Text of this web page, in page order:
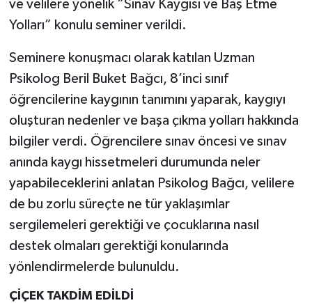
ve velilere yönelik “Sınav Kaygısı ve Baş Etme
Yolları” konulu seminer verildi.
Seminere konuşmacı olarak katılan Uzman
Psikolog Beril Buket Bağcı, 8’inci sınıf
öğrencilerine kaygının tanımını yaparak, kaygıyı
oluşturan nedenler ve başa çıkma yolları hakkında
bilgiler verdi. Öğrencilere sınav öncesi ve sınav
anında kaygı hissetmeleri durumunda neler
yapabileceklerini anlatan Psikolog Bağcı, velilere
de bu zorlu süreçte ne tür yaklaşımlar
sergilemeleri gerektiği ve çocuklarına nasıl
destek olmaları gerektiği konularında
yönlendirmelerde bulunuldu.
ÇİÇEK TAKDİM EDİLDİ